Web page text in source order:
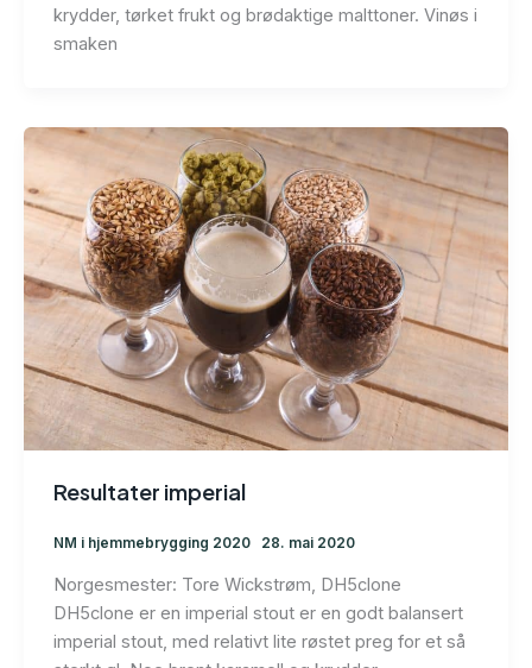
krydder, tørket frukt og brødaktige malttoner. Vinøs i
smaken
Resultater imperial
NM i hjemmebrygging 2020 28. mai 2020
Norgesmester: Tore Wickstrøm, DH5clone
DH5clone er en imperial stout er en godt balansert
imperial stout, med relativt lite røstet preg for et så